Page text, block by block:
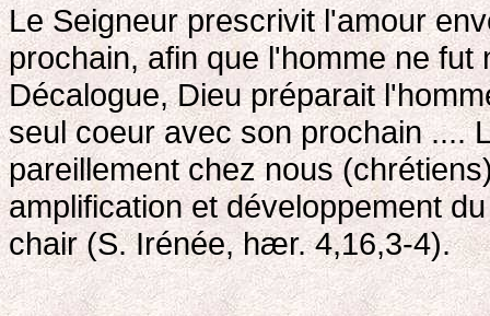
Le Seigneur prescrivit l'amour
prochain, afin que l'homme ne fut
Décalogue, Dieu préparait
seul coeur avec son prochain ....
pareillement chez nous
amplification et développement
chair (S. Irénée, hær. 4,16,3-4).